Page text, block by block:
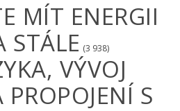
MÍT ENERGII
STÁLE (3 938)
VÝVOJ
PROPOJENÍ S